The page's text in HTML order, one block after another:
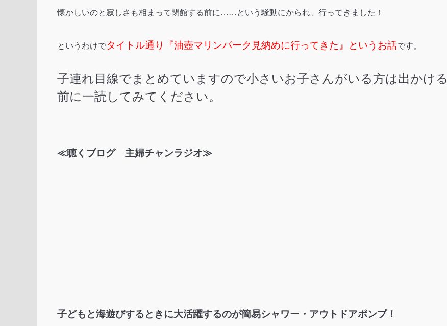
懐かしいのと寂しさも相まって閉館する前に……という騒動にかられ、行ってきました！
というわけでタイトル通り『油壺マリンパーク見納めに行ってきた』というお話です。
子連れ目線でまとめていますので小さいお子さんがいる方は出かける
前に一読してみてください。
≪聴くブログ 主婦チャンラジオ≫
子どもと海遊びするときに大活躍するのが簡易シャワー・アウトドアポンプ！